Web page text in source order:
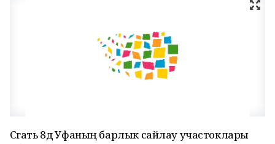
Сәгать 8дә Уфаның барлык сайлау участоклары